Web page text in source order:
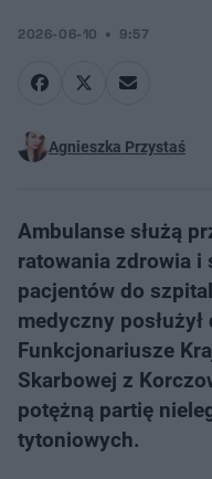
2026-06-10 9:57
Agnieszka Przystaś
Ambulanse służą
ratowania zdrowia
pacjentów do
medyczny
Funkcjonariusze
Skarbowej z
potężną partię
tytoniowych.